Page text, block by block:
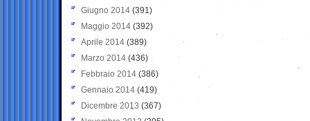
Giugno 2014 (391)
Maggio 2014 (392)
Aprile 2014 (389)
Marzo 2014 (436)
Febbraio 2014 (386)
Gennaio 2014 (419)
Dicembre 2013 (367)